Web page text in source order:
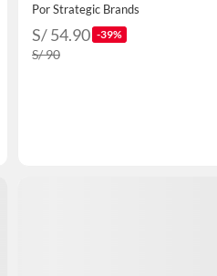
Por Strategic Brands
S/ 54.90 -39%
S/ 90